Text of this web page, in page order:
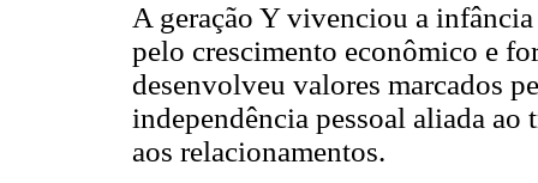
A geração Y vivenciou a
pelo crescimento econômico e
desenvolveu valores marcados
independência pessoal aliada ao
aos relacionamentos.